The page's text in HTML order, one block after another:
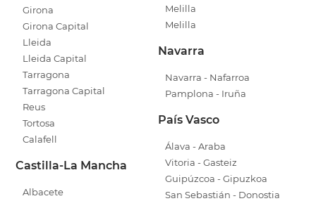
Girona
Girona Capital
Lleida
Lleida Capital
Tarragona
Tarragona Capital
Reus
Tortosa
Calafell
Castilla-La Mancha
Albacete
Melilla
Melilla
Navarra
Navarra - Nafarroa
Pamplona - Iruña
País Vasco
Álava - Araba
Vitoria - Gasteiz
Guipúzcoa - Gipuzkoa
San Sebastián - Donostia